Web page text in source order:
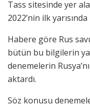
Tass sitesinde yer
2022’nin ilk
Habere göre Rus
bütün bu bilgilerin
denemelerin
aktardı.
Söz konusu